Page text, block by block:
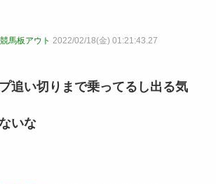
馬板アウト 2022/02/18(金) 01:21:43.27
追い切りまで乗ってるし出る気
いな